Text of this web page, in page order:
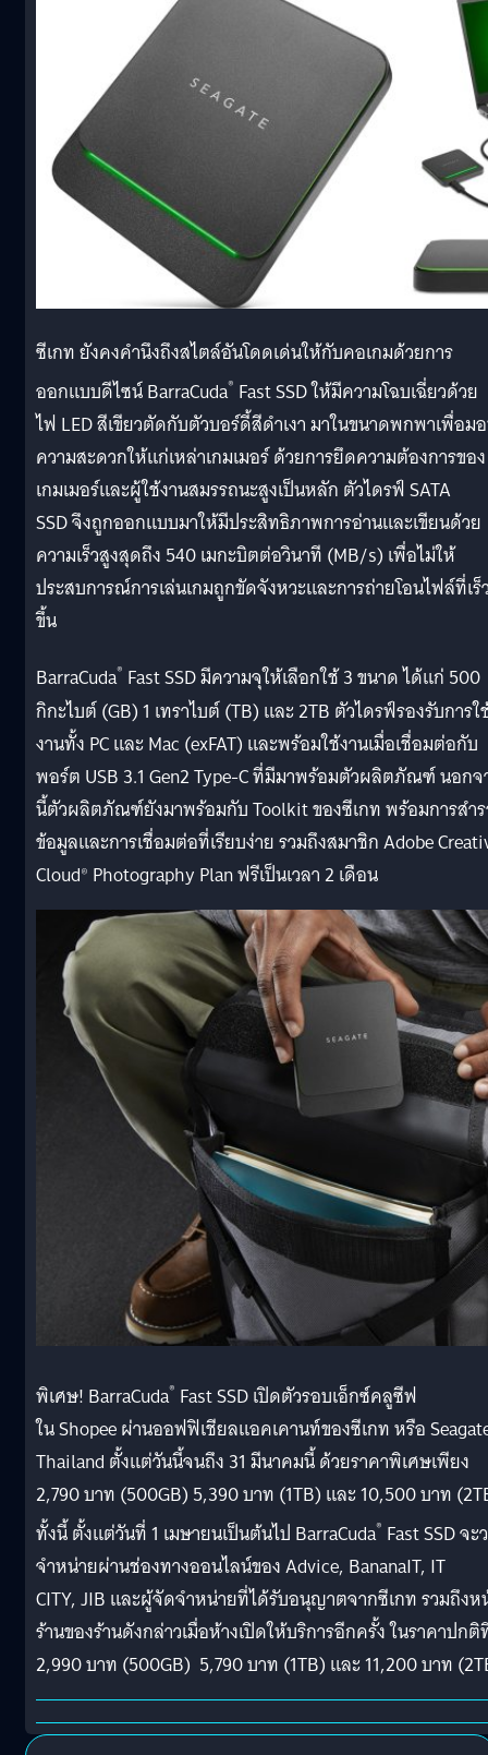
ซีเกท ยังคงคำนึงถึงสไตล์อันโดดเด่นให้กับคอเกมด้วยการ
ออกแบบดีไซน์BarraCuda® Fast SSDให้มีความโฉบเฉี่ยวด้วย
ไฟ LEDสีเขียวตัดกับตัวบอร์ดี้สีดำเงา มาในขนาดพกพาเพื่อม
ความสะดวกให้แก่เหล่าเกมเมอร์ ด้วยการยึดความต้องการของ
เกมเมอร์และผู้ใช้งานสมรรถนะสูงเป็นหลัก ตัวไดรฟ์SATA
SSDจึงถูกออกแบบมาให้มีประสิทธิภาพการอ่านและเขียนด้วย
ความเร็วสูงสุดถึง 540 เมกะบิตต่อวินาที (MB/s) เพื่อไม่ให้
ประสบการณ์การเล่นเกมถูกขัดจังหวะและการถ่ายโอนไฟล์ที่เร็
ขึ้น
BarraCuda® Fast SSDมีความจุให้เลือกใช้3ขนาด ได้แก่ 500
กิกะไบต์ (GB) 1 เทราไบต์ (TB) และ 2TB ตัวไดรฟ์รองรับการใ
งานทั้ง PCและMac (exFAT) และพร้อมใช้งานเมื่อเชื่อมต่อกับ
พอร์ต USB 3.1 Gen2 Type-Cที่มีมาพร้อมตัวผลิตภัณฑ์ นอกจ
นี้ตัวผลิตภัณฑ์ยังมาพร้อมกับToolkitของซีเกท พร้อมการสำ
ข้อมูลและการเชื่อมต่อที่เรียบง่าย รวมถึงสมาชิกAdobe
Cloud® Photography Planฟรีเป็นเวลา 2 เดือน
พิเศษ! BarraCuda® Fast SSDเปิดตัวรอบเอ็กซ์คลูซีฟ
ในShopeeผ่านออฟฟิเชียลแอคเคานท์ของซีเกทหรือ
Thailand ตั้งแต่วันนี้จนถึง 31 มีนาคมนี้ ด้วยราคาพิเศษเพียง
2,790 บาท (500GB) 5,390 บาท (1TB) และ 10,500 บาท (2
ทั้งนี้ ตั้งแต่วันที่ 1 เมษายนเป็นต้นไป BarraCuda® Fast SSDจะ
จำหน่ายผ่านช่องทางออนไลน์ของAdvice, BananaIT, IT
CITY, JIB และผู้จัดจำหน่ายที่ได้รับอนุญาตจากซีเกท รวมถึงห
ร้านของร้านดังกล่าวเมื่อห้างเปิดให้บริการอีกครั้ง ในราคาปก
2,990 บาท (500GB) 5,790 บาท (1TB) และ 11,200 บาท (2